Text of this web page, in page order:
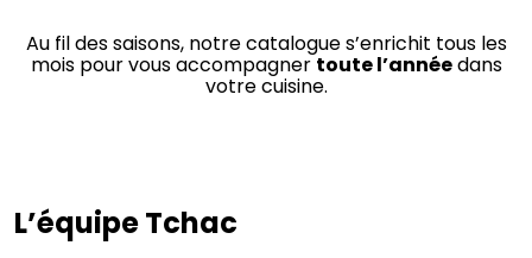
Au fil des saisons, notre catalogue s’enrichit tous les
mois pour vous accompagner toute l’annéedans
votre cuisine.
L’équipe Tchac